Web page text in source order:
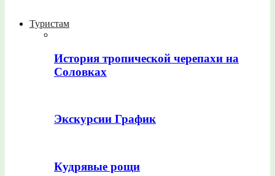
Туристам
История тропической черепахи на
Соловках
Экскурсии График
Кудрявые рощи